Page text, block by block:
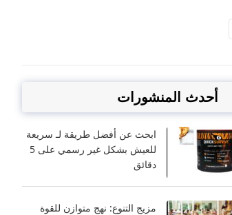
أحدث المنشورات
ابحث عن أفضل طريقة لـ سريعة
للعيش بشكل غير رسمي على 5
دقائق
مزيج التنوع: نهج متوازن للقوة